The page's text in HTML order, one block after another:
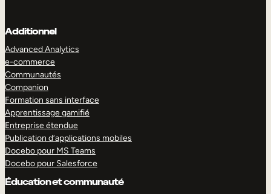
Additionnel
Advanced Analytics
e-commerce
Communautés
Companion
Formation sans interface
Apprentissage gamifié
Entreprise étendue
Publication d’applications mobiles
Docebo pour MS Teams
Docebo pour Salesforce
Éducation et communauté